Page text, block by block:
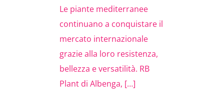
Le piante mediterranee
continuano a conquistare il
mercato internazionale
grazie alla loro resistenza,
bellezza e versatilità. RB
Plant di Albenga, […]